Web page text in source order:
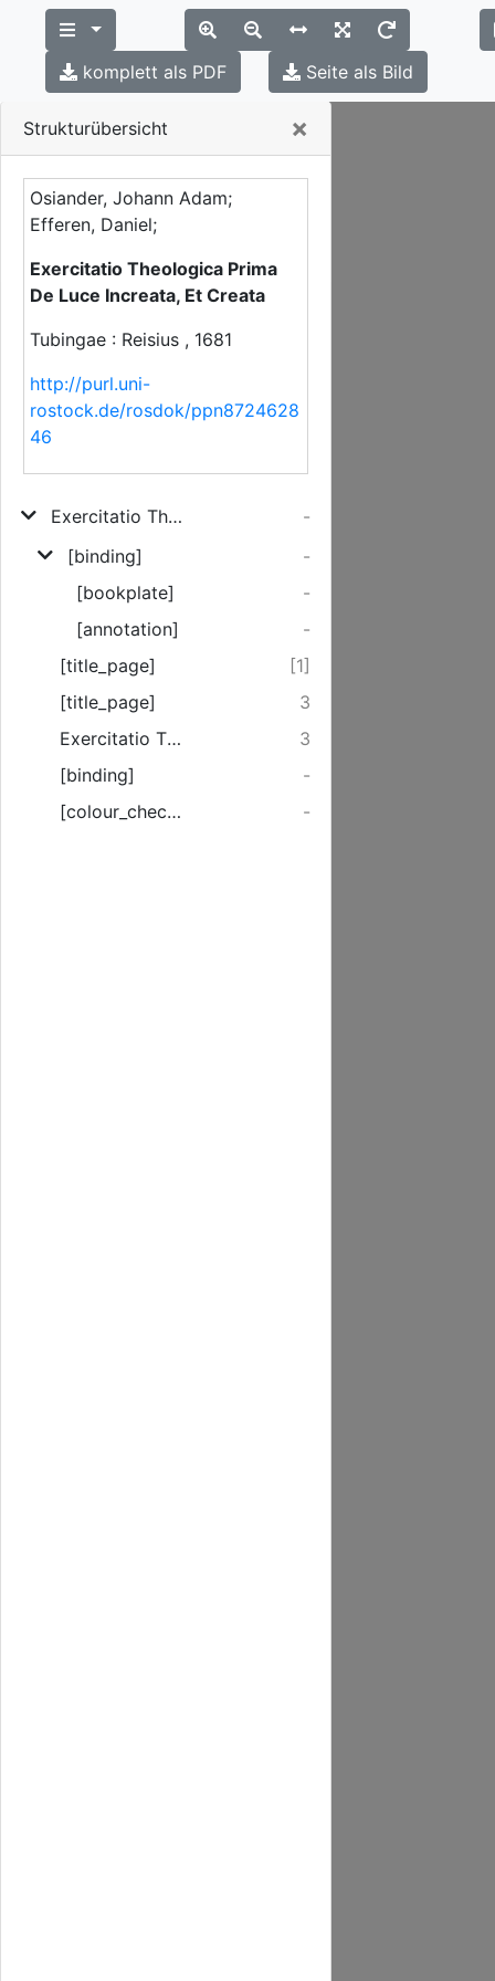
Strukturübersicht ×
Osiander, Johann Adam;
Efferen, Daniel;
Exercitatio Theologica Prima
De Luce Increata, Et Creata
Tubingae : Reisius , 1681
http://purl.uni-
rostock.de/rosdok/ppn8724628
46
Exercitatio Theologica Prima De Luce Increata, Et Creata
-
[binding]
-
[bookplate]
-
[annotation]
-
[title_page]
[1]
[title_page]
3
Exercitatio Theologica Prima de Luce Increata Et Creata. [Thesis I.- XXIX.]
3
[binding]
-
[colour_checker]
-
komplett als PDF Seite als Bild